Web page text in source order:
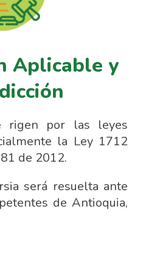
Aplicable y
rigen por las leyes
la Ley 1712
de 2012.
será resuelta ante
de Antioquia,